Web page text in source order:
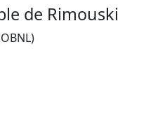
de Rimouski